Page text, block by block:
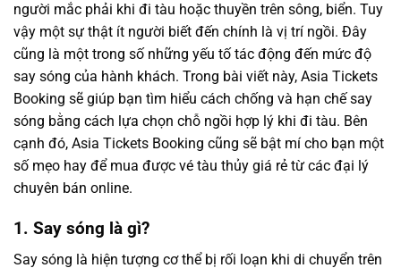
người mắc phải khi đi tàu hoặc thuyền trên sông, biển. Tuy
vậy một sự thật ít người biết đến chính là vị trí ngồi. Đây
cũng là một trong số những yếu tố tác động đến mức độ
say sóng của hành khách. Trong bài viết này, Asia Tickets
Booking sẽ giúp bạn tìm hiểu cách chống và hạn chế say
sóng bằng cách lựa chọn chỗ ngồi hợp lý khi đi tàu. Bên
cạnh đó, Asia Tickets Booking cũng sẽ bật mí cho bạn một
số mẹo hay để mua được vé tàu thủy giá rẻ từ các đại lý
chuyên bán online.
1. Say sóng là gì?
Say sóng là hiện tượng cơ thể bị rối loạn khi di chuyển trên